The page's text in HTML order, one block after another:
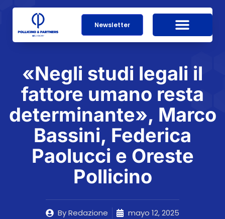
Newsletter
«Negli studi legali il
fattore umano resta
determinante», Marco
Bassini, Federica
Paolucci e Oreste
Pollicino
ByRedazione mayo 12, 2025